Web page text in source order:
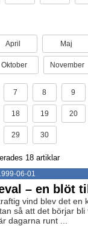
April Maj
Oktober November
7 8 9
18 19 20
29 30
18 artiklar
06-01
– en blöt
vind blev det en
så att det börjar bli
dagarna runt ...